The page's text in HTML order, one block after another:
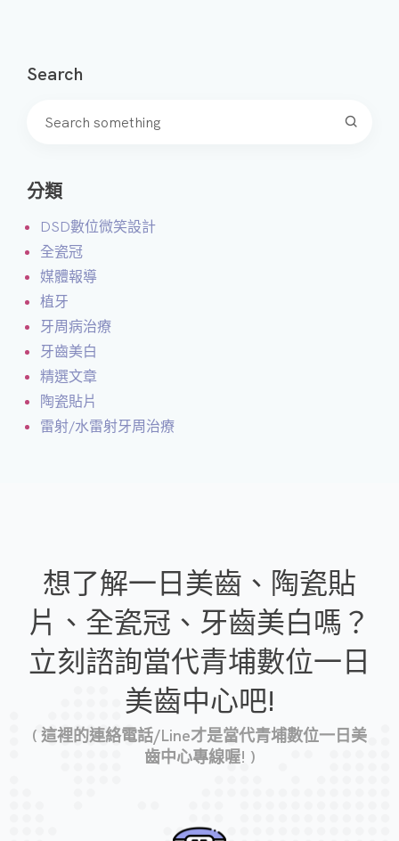
Search
分類
DSD數位微笑設計
全瓷冠
媒體報導
植牙
牙周病治療
牙齒美白
精選文章
陶瓷貼片
雷射/水雷射牙周治療
想了解一日美齒、陶瓷貼
片、全瓷冠、牙齒美白嗎？
立刻諮詢當代青埔數位一日
美齒中心吧!
( 這裡的連絡電話/Line才是當代青埔數位一日美
齒中心專線喔! )